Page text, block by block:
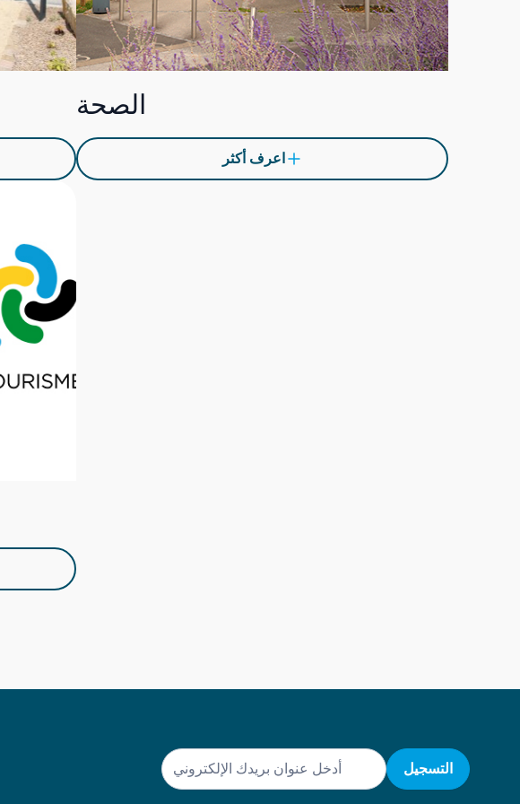
الصحة
اعرف أكثر
البريد